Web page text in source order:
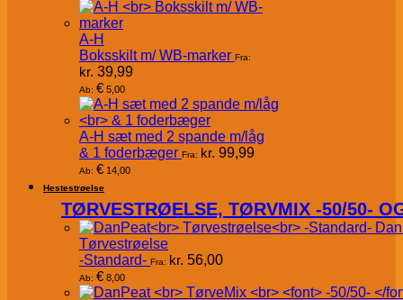
A-H
Boksskilt m/ WB-marker Fra:
kr. 39,99
Ab: € 5,00
A-H sæt med 2 spande m/låg
& 1 foderbæger Fra: kr. 99,99
Ab: € 14,00
Hestestrøelse
TØRVESTRØELSE, TØRVMIX -50/50-
Tørvestrøelse
-Standard- Fra: kr. 56,00
Ab: € 8,00